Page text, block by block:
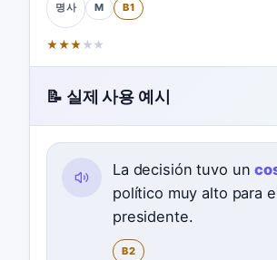
명사 M B1
★★★ ★ ★
📝 실제 사용 예시
La decisión tuvo un
político muy alto para
presidente.
B2